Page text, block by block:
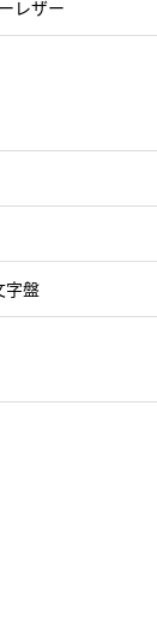
レザー
字盤